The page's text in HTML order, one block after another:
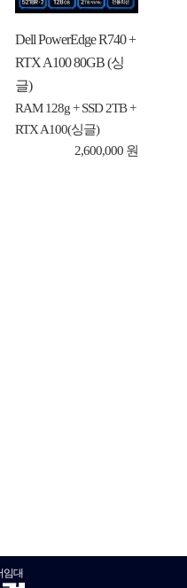
Dell PowerEdge R740 +
RTX A100 80GB (싱
글)
RAM 128g + SSD 2TB +
RTX A100(싱글)
2,600,000 원
임대